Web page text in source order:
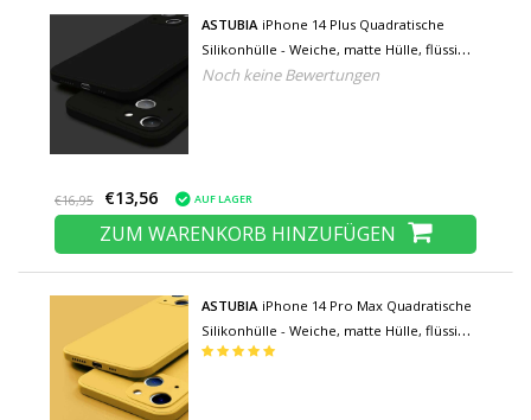
ASTUBIA iPhone 14 Plus Quadratische
Silikonhülle - Weiche, matte Hülle, flüssige
Hülle, schwarz
Noch keine Bewertungen
€16,95 €13,56 AUF LAGER
ZUM WARENKORB HINZUFÜGEN
ASTUBIA iPhone 14 Pro Max Quadratische
Silikonhülle - Weiche, matte Hülle, flüssige
Hülle, gelb